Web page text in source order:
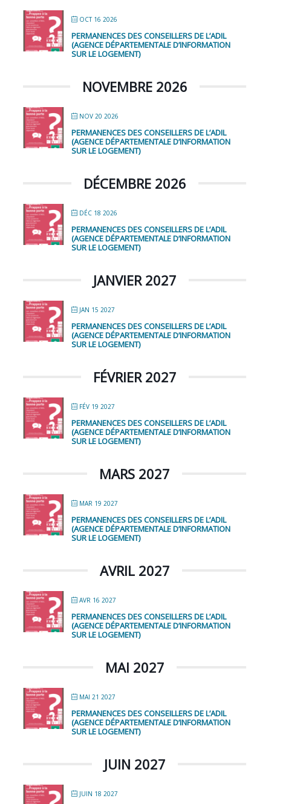
OCT 16 2026
PERMANENCES DES CONSEILLERS DE L’ADIL
(AGENCE DÉPARTEMENTALE D’INFORMATION
SUR LE LOGEMENT)
NOVEMBRE 2026
NOV 20 2026
PERMANENCES DES CONSEILLERS DE L’ADIL
(AGENCE DÉPARTEMENTALE D’INFORMATION
SUR LE LOGEMENT)
DÉCEMBRE 2026
DÉC 18 2026
PERMANENCES DES CONSEILLERS DE L’ADIL
(AGENCE DÉPARTEMENTALE D’INFORMATION
SUR LE LOGEMENT)
JANVIER 2027
JAN 15 2027
PERMANENCES DES CONSEILLERS DE L’ADIL
(AGENCE DÉPARTEMENTALE D’INFORMATION
SUR LE LOGEMENT)
FÉVRIER 2027
FÉV 19 2027
PERMANENCES DES CONSEILLERS DE L’ADIL
(AGENCE DÉPARTEMENTALE D’INFORMATION
SUR LE LOGEMENT)
MARS 2027
MAR 19 2027
PERMANENCES DES CONSEILLERS DE L’ADIL
(AGENCE DÉPARTEMENTALE D’INFORMATION
SUR LE LOGEMENT)
AVRIL 2027
AVR 16 2027
PERMANENCES DES CONSEILLERS DE L’ADIL
(AGENCE DÉPARTEMENTALE D’INFORMATION
SUR LE LOGEMENT)
MAI 2027
MAI 21 2027
PERMANENCES DES CONSEILLERS DE L’ADIL
(AGENCE DÉPARTEMENTALE D’INFORMATION
SUR LE LOGEMENT)
JUIN 2027
JUIN 18 2027